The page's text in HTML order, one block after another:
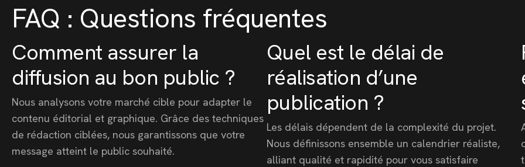
FAQ : Questions fréquentes
Comment assurer la
diffusion au bon public ?
Nous analysons votre marché cible pour adapter le
contenu éditorial et graphique. Grâce des techniques
de rédaction ciblées, nous garantissons que votre
message atteint le public souhaité.
Quel est le délai de
réalisation d’une
publication ?
Les délais dépendent de la complexité du projet.
Nous définissons ensemble un calendrier réaliste,
alliant qualité et rapidité pour vous satisfaire